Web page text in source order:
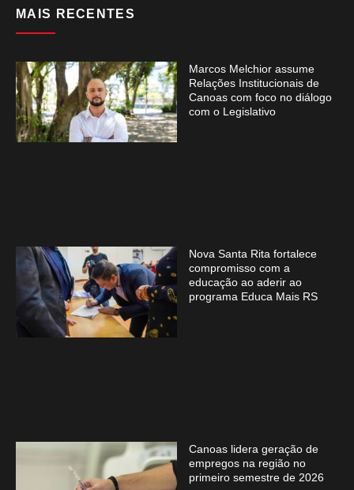
MAIS RECENTES
Marcos Melchior assume
Relações Institucionais de
Canoas com foco no diálogo
com o Legislativo
Nova Santa Rita fortalece
compromisso com a
educação ao aderir ao
programa Educa Mais RS
Canoas lidera geração de
empregos na região no
primeiro semestre de 2026